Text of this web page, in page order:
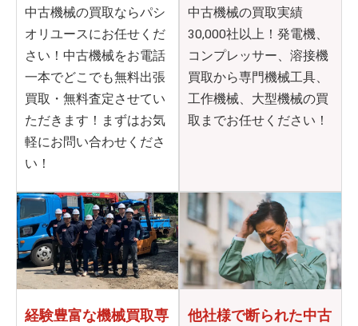
中古機械の買取ならパシ
オリユースにお任せくだ
さい！中古機械をお電話
一本でどこでも無料出張
買取・無料査定させてい
ただきます！まずはお気
軽にお問い合わせくださ
い！
中古機械の買取実績
30,000社以上！発電機、
コンプレッサー、溶接機
買取から専門機械工具、
工作機械、大型機械の買
取までお任せください！
経験豊富な機械買取専
他社様で断られた中古